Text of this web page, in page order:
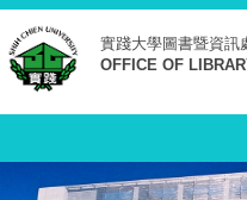
跳
到
主
要
實踐大學圖書暨資訊
OFFICE OF